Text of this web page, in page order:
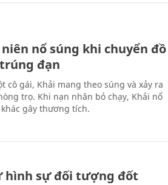
nổ súng khi chuyển đồ
đạn
gái, Khải mang theo súng và xảy ra
trọ. Khi nạn nhân bỏ chạy, Khải nổ
gây thương tích.
hình sự đối tượng đốt